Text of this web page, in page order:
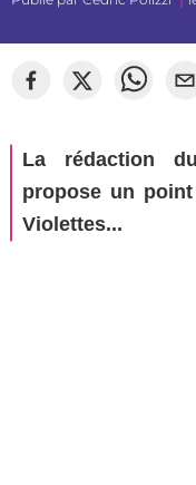
La rédaction
propose un
Violettes...